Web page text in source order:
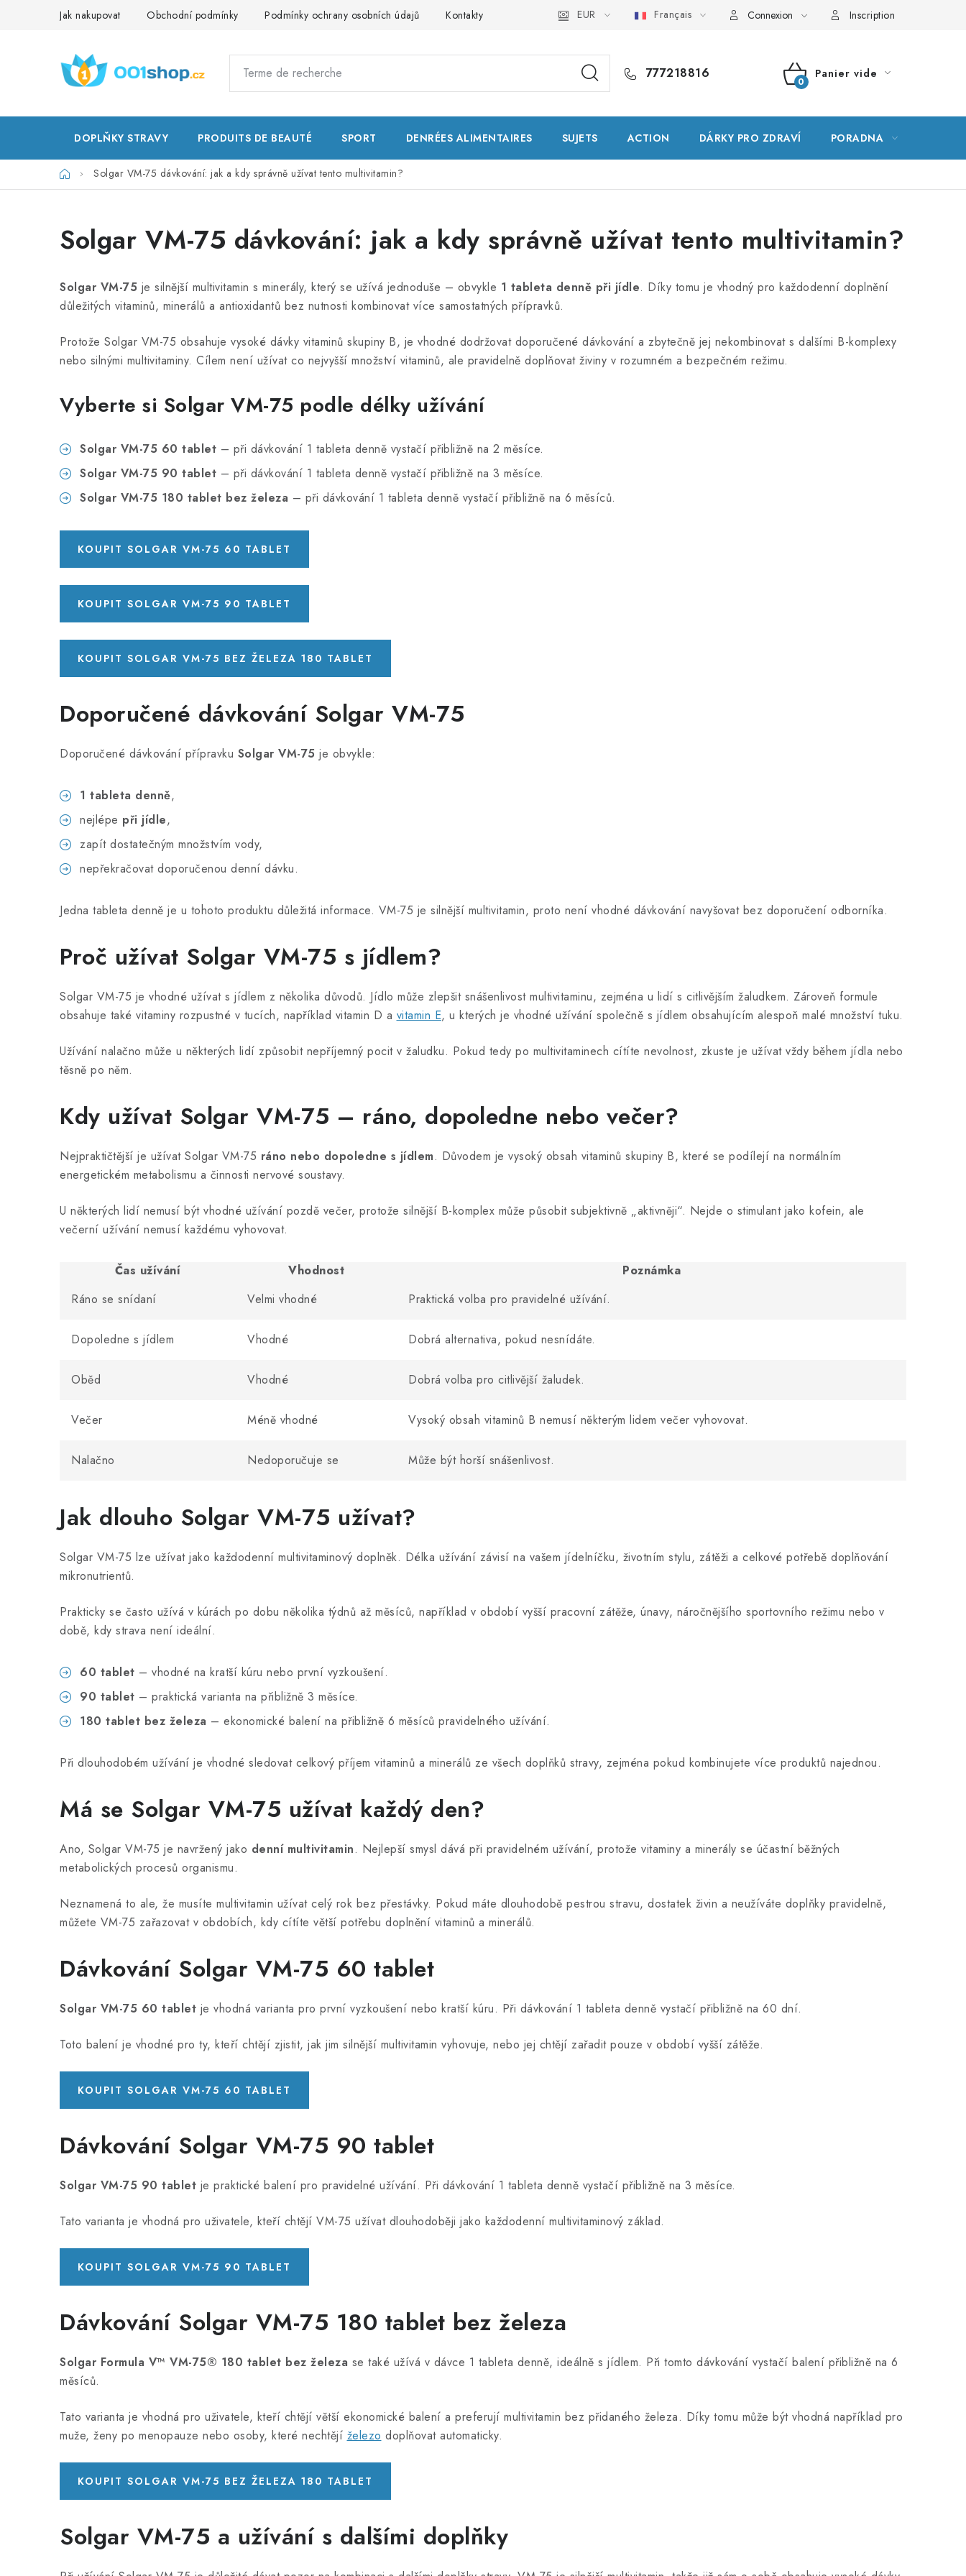
Jak nakupovat Obchodní podmínky Podmínky ochrany osobních údajů Kontakty Natural Health Store Glossaire Plan du site Ma commande
EUR Français Connexion Inscription
777218816
PANIER
Panier vide
DOPLŇKY STRAVY PRODUITS DE BEAUTÉ SPORT DENRÉES ALIMENTAIRES SUJETS ACTION DÁRKY PRO ZDRAVÍ PORADNA
AccueilSolgar VM-75 dávkování: jak a kdy správně užívat tento multivitamin?
Solgar VM-75 dávkování: jak a kdy správně užívat tento multivitamin?
Solgar VM-75 je silnější multivitamin s minerály, který se užívá jednoduše – obvykle 1 tableta denně při jídle. Díky tomu je vhodný pro každodenní doplnění
důležitých vitaminů, minerálů a antioxidantů bez nutnosti kombinovat více samostatných přípravků.
Protože Solgar VM-75 obsahuje vysoké dávky vitaminů skupiny B, je vhodné dodržovat doporučené dávkování a zbytečně jej nekombinovat s dalšími B-komplexy
nebo silnými multivitaminy. Cílem není užívat co nejvyšší množství vitaminů, ale pravidelně doplňovat živiny v rozumném a bezpečném režimu.
Vyberte si Solgar VM-75 podle délky užívání
Solgar VM-75 60 tablet – při dávkování 1 tableta denně vystačí přibližně na 2 měsíce.
Solgar VM-75 90 tablet – při dávkování 1 tableta denně vystačí přibližně na 3 měsíce.
Solgar VM-75 180 tablet bez železa – při dávkování 1 tableta denně vystačí přibližně na 6 měsíců.
KOUPIT SOLGAR VM-75 60 TABLET
KOUPIT SOLGAR VM-75 90 TABLET
KOUPIT SOLGAR VM-75 BEZ ŽELEZA 180 TABLET
Doporučené dávkování Solgar VM-75
Doporučené dávkování přípravku Solgar VM-75 je obvykle:
1 tableta denně,
nejlépe při jídle,
zapít dostatečným množstvím vody,
nepřekračovat doporučenou denní dávku.
Jedna tableta denně je u tohoto produktu důležitá informace. VM-75 je silnější multivitamin, proto není vhodné dávkování navyšovat bez doporučení odborníka.
Proč užívat Solgar VM-75 s jídlem?
Solgar VM-75 je vhodné užívat s jídlem z několika důvodů. Jídlo může zlepšit snášenlivost multivitaminu, zejména u lidí s citlivějším žaludkem. Zároveň formule
obsahuje také vitaminy rozpustné v tucích, například vitamin D a vitamin E, u kterých je vhodné užívání společně s jídlem obsahujícím alespoň malé množství tuku.
Užívání nalačno může u některých lidí způsobit nepříjemný pocit v žaludku. Pokud tedy po multivitaminech cítíte nevolnost, zkuste je užívat vždy během jídla nebo
těsně po něm.
Kdy užívat Solgar VM-75 – ráno, dopoledne nebo večer?
Nejpraktičtější je užívat Solgar VM-75 ráno nebo dopoledne s jídlem. Důvodem je vysoký obsah vitaminů skupiny B, které se podílejí na normálním
energetickém metabolismu a činnosti nervové soustavy.
U některých lidí nemusí být vhodné užívání pozdě večer, protože silnější B-komplex může působit subjektivně „aktivněji“. Nejde o stimulant jako kofein, ale
večerní užívání nemusí každému vyhovovat.
Čas užívání Vhodnost
Poznámka
Ráno se snídaní
Velmi vhodné Praktická volba pro pravidelné užívání.
Dopoledne s jídlem Vhodné Dobrá alternativa, pokud nesnídáte.
Oběd Vhodné Dobrá volba pro citlivější žaludek.
Večer Méně vhodné Vysoký obsah vitaminů B nemusí některým lidem večer vyhovovat.
Nalačno Nedoporučuje se Může být horší snášenlivost.
Jak dlouho Solgar VM-75 užívat?
Solgar VM-75 lze užívat jako každodenní multivitaminový doplněk. Délka užívání závisí na vašem jídelníčku, životním stylu, zátěži a celkové potřebě doplňování
mikronutrientů.
Prakticky se často užívá v kúrách po dobu několika týdnů až měsíců, například v období vyšší pracovní zátěže, únavy, náročnějšího sportovního režimu nebo v
době, kdy strava není ideální.
60 tablet – vhodné na kratší kúru nebo první vyzkoušení.
90 tablet – praktická varianta na přibližně 3 měsíce.
180 tablet bez železa – ekonomické balení na přibližně 6 měsíců pravidelného užívání.
Při dlouhodobém užívání je vhodné sledovat celkový příjem vitaminů a minerálů ze všech doplňků stravy, zejména pokud kombinujete více produktů najednou.
Má se Solgar VM-75 užívat každý den?
Ano, Solgar VM-75 je navržený jako denní multivitamin. Nejlepší smysl dává při pravidelném užívání, protože vitaminy a minerály se účastní běžných
metabolických procesů organismu.
Neznamená to ale, že musíte multivitamin užívat celý rok bez přestávky. Pokud máte dlouhodobě pestrou stravu, dostatek živin a neužíváte doplňky pravidelně,
můžete VM-75 zařazovat v obdobích, kdy cítíte větší potřebu doplnění vitaminů a minerálů.
Dávkování Solgar VM-75 60 tablet
Solgar VM-75 60 tablet je vhodná varianta pro první vyzkoušení nebo kratší kúru. Při dávkování 1 tableta denně vystačí přibližně na 60 dní.
Toto balení je vhodné pro ty, kteří chtějí zjistit, jak jim silnější multivitamin vyhovuje, nebo jej chtějí zařadit pouze v období vyšší zátěže.
KOUPIT SOLGAR VM-75 60 TABLET
Dávkování Solgar VM-75 90 tablet
Solgar VM-75 90 tablet je praktické balení pro pravidelné užívání. Při dávkování 1 tableta denně vystačí přibližně na 3 měsíce.
Tato varianta je vhodná pro uživatele, kteří chtějí VM-75 užívat dlouhodoběji jako každodenní multivitaminový základ.
KOUPIT SOLGAR VM-75 90 TABLET
Dávkování Solgar VM-75 180 tablet bez železa
Solgar Formula V™ VM-75® 180 tablet bez železa se také užívá v dávce 1 tableta denně, ideálně s jídlem. Při tomto dávkování vystačí balení přibližně na 6
měsíců.
Tato varianta je vhodná pro uživatele, kteří chtějí větší ekonomické balení a preferují multivitamin bez přidaného železa. Díky tomu může být vhodná například pro
muže, ženy po menopauze nebo osoby, které nechtějí železo doplňovat automaticky.
KOUPIT SOLGAR VM-75 BEZ ŽELEZA 180 TABLET
Solgar VM-75 a užívání s dalšími doplňky